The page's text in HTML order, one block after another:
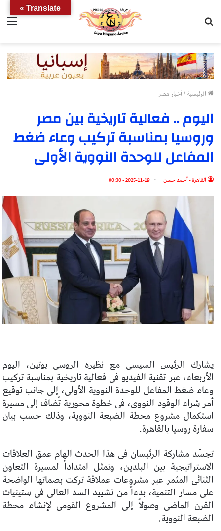
الرئيسية/أخبار مصر
اليوم .. فعالية تاريخية بين مصر
وروسيا بمناسبة تركيب وعاء ضغط
المفاعل للوحدة النووية الأولى
القاهرة - أحمد حسن 2025-11-19 - 00:30
يشارك الرئيس السيسى مع نظيره الروسى بوتين، اليوم
الأربعاء، عبر تقنية الفيديو فى فعالية تاريخية بمناسبة تركيب
وعاء ضغط المفاعل للوحدة النووية الأولى، إلى جانب توقيع
أمر شراء الوقود النووى، فى خطوة محورية تُضاف إلى مسيرة
استكمال مشروع محطة الضبعة النووية، وذلك حسب بيان
سفارة روسيا بالقاهرة.
تجسّد مشاركة الرئيسان فى هذا الحدث الهام عمق العلاقات
الاستراتيجية بين البلدين، وتمثل امتداداً لمسيرة التعاون
الثنائى المثمر عبر مشروعات عملاقة تركت بصماتها الواضحة
على مسار التنمية، بدءاً من تشييد السد العالى فى ستينيات
القرن الماضى وصولاً إلى المشروع القومى لإنشاء محطة
الضبعة النووية.
Translate »